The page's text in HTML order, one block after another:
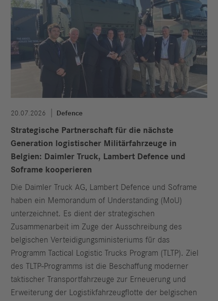
20.07.2026 Defence
Strategische Partnerschaft für die nächste
Generation logistischer Militärfahrzeuge in
Belgien: Daimler Truck, Lambert Defence und
Soframe kooperieren
Die Daimler Truck AG, Lambert Defence und Soframe
haben ein Memorandum of Understanding (MoU)
unterzeichnet. Es dient der strategischen
Zusammenarbeit im Zuge der Ausschreibung des
belgischen Verteidigungsministeriums für das
Programm Tactical Logistic Trucks Program (TLTP). Ziel
des TLTP-Programms ist die Beschaffung moderner
taktischer Transportfahrzeuge zur Erneuerung und
Erweiterung der Logistikfahrzeugflotte der belgischen